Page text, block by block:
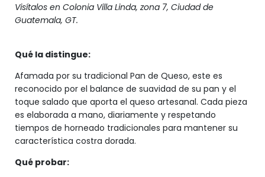
Visítalos en Colonia Villa Linda, zona 7, Ciudad de
Guatemala, GT.
Qué la distingue:
Afamada por su tradicional Pan de Queso, este es
reconocido por el balance de suavidad de su pan y el
toque salado que aporta el queso artesanal. Cada pieza
es elaborada a mano, diariamente y respetando
tiempos de horneado tradicionales para mantener su
característica costra dorada.
Qué probar: